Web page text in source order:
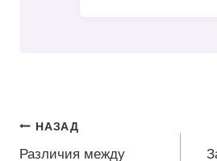
Навигация
НАЗАД
Различия между